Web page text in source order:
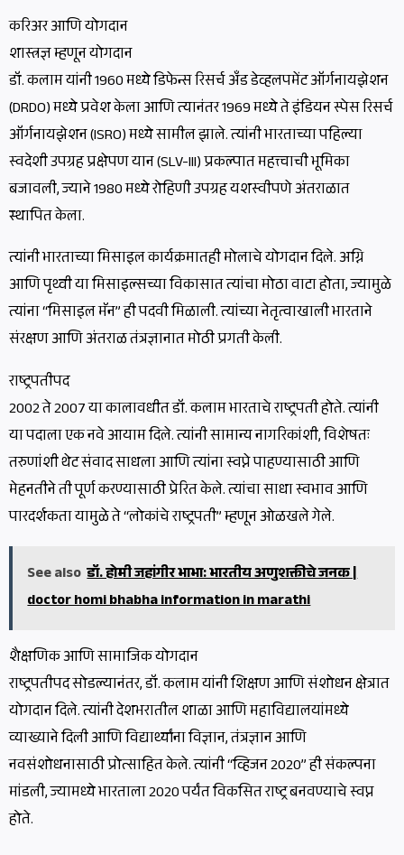
करिअर आणि योगदान
शास्त्रज्ञ म्हणून योगदान
डॉ. कलाम यांनी 1960 मध्ये डिफेन्स रिसर्च अँड डेव्हलपमेंट ऑर्गनायझेशन
(DRDO) मध्ये प्रवेश केला आणि त्यानंतर 1969 मध्ये ते इंडियन स्पेस रिसर्च
ऑर्गनायझेशन (ISRO) मध्ये सामील झाले. त्यांनी भारताच्या पहिल्या
स्वदेशी उपग्रह प्रक्षेपण यान (SLV-III) प्रकल्पात महत्त्वाची भूमिका
बजावली, ज्याने 1980 मध्ये रोहिणी उपग्रह यशस्वीपणे अंतराळात
स्थापित केला.
त्यांनी भारताच्या मिसाइल कार्यक्रमातही मोलाचे योगदान दिले. अग्नि
आणि पृथ्वी या मिसाइल्सच्या विकासात त्यांचा मोठा वाटा होता, ज्यामुळे
त्यांना “मिसाइल मॅन” ही पदवी मिळाली. त्यांच्या नेतृत्वाखाली भारताने
संरक्षण आणि अंतराळ तंत्रज्ञानात मोठी प्रगती केली.
राष्ट्रपतीपद
2002 ते 2007 या कालावधीत डॉ. कलाम भारताचे राष्ट्रपती होते. त्यांनी
या पदाला एक नवे आयाम दिले. त्यांनी सामान्य नागरिकांशी, विशेषतः
तरुणांशी थेट संवाद साधला आणि त्यांना स्वप्ने पाहण्यासाठी आणि
मेहनतीने ती पूर्ण करण्यासाठी प्रेरित केले. त्यांचा साधा स्वभाव आणि
पारदर्शकता यामुळे ते “लोकांचे राष्ट्रपती” म्हणून ओळखले गेले.
See also डॉ. होमी जहांगीर भाभा: भारतीय अणुशक्तीचे जनक |
doctor homi bhabha information in marathi
शैक्षणिक आणि सामाजिक योगदान
राष्ट्रपतीपद सोडल्यानंतर, डॉ. कलाम यांनी शिक्षण आणि संशोधन क्षेत्रात
योगदान दिले. त्यांनी देशभरातील शाळा आणि महाविद्यालयांमध्ये
व्याख्याने दिली आणि विद्यार्थ्यांना विज्ञान, तंत्रज्ञान आणि
नवसंशोधनासाठी प्रोत्साहित केले. त्यांनी “व्हिजन 2020” ही संकल्पना
मांडली, ज्यामध्ये भारताला 2020 पर्यंत विकसित राष्ट्र बनवण्याचे स्वप्न
होते.